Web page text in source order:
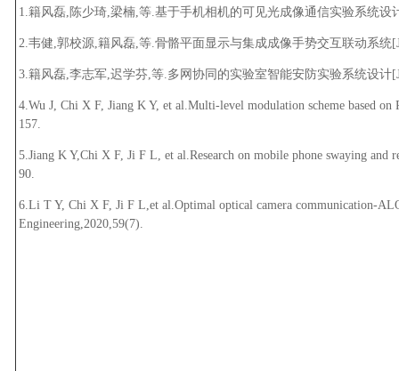
1.籍风磊,陈少琦,梁楠,等.基于手机相机的可见光成像通信实验系统设
2.韦健,郭校源,籍风磊,等.骨骼平面显示与集成成像手势交互联动系统
3.籍风磊,李志军,迟学芬,等.多网协同的实验室智能安防实验系统设计
4.Wu J, Chi X F, Jiang K Y, et al.Multi-level modulation scheme based
157.
5.Jiang K Y,Chi X F, Ji F L, et al.Research on mobile phone swaying
90.
6.Li T Y, Chi X F, Ji F L,et al.Optimal optical camera communication-
Engineering,2020,59(7).